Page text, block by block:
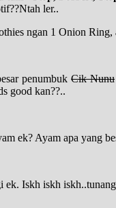
ler..
ngan 1 Onion
penumbukCik Nunu
good kan??..
ek? Ayam apa yang
ek. Iskh iskh